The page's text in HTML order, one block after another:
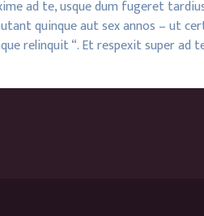
ad te, usque dum fugeret
quinque aut sex annos – ut
relinquit “. Et respexit super